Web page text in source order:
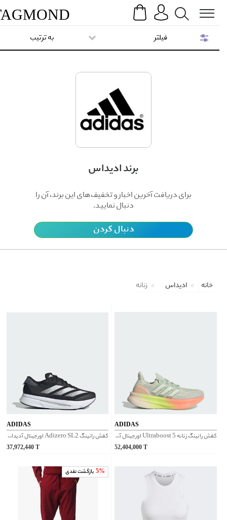
Search
TAGMOND
برند ادیداس
برای دریافت آخرین اخبار و تخفیف‌های این برند، آن را
دنبال نمایید.
دنبال کردن
به ترتیب
خانه ادیداس زنانه
ADIDAS
کفش رانینگ Adizero SL2 اورجینال آدیداس | IF1181
37,972,440
ADIDAS
کفش رانینگ زنانه Ultraboost 5 اورجینال آدیداس | JH9052
52,404,000
5% بازگشت نقدی
فیلتر